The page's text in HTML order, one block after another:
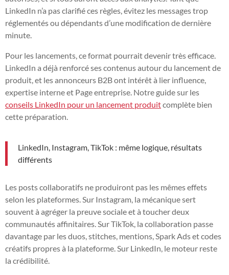
LinkedIn n’a pas clarifié ces règles, évitez les messages trop
réglementés ou dépendants d’une modification de dernière
minute.
Pour les lancements, ce format pourrait devenir très efficace.
LinkedIn a déjà renforcé ses contenus autour du lancement de
produit, et les annonceurs B2B ont intérêt à lier influence,
expertise interne et Page entreprise. Notre guide sur les
conseils LinkedIn pour un lancement produitcomplète bien
cette préparation.
LinkedIn, Instagram, TikTok : même logique, résultats
différents
Les posts collaboratifs ne produiront pas les mêmes effets
selon les plateformes. Sur Instagram, la mécanique sert
souvent à agréger la preuve sociale et à toucher deux
communautés affinitaires. Sur TikTok, la collaboration passe
davantage par les duos, stitches, mentions, Spark Ads et codes
créatifs propres à la plateforme. Sur LinkedIn, le moteur reste
la crédibilité.